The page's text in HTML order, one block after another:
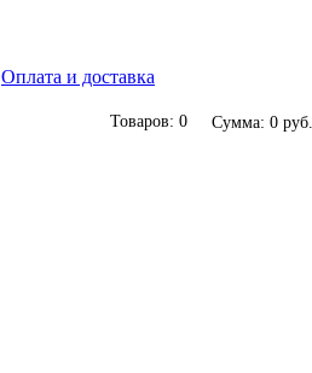
Оплата и доставка
Товаров: 0 Сумма: 0 руб.